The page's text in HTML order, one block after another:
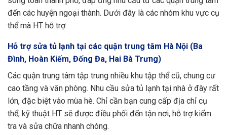
đến các huyện ngoại thành. Dưới đây là các nhóm khu vực cụ
thể mà HT hỗ trợ:
Hỗ trợ sửa tủ lạnh tại các quận trung tâm Hà Nội (Ba
Đình, Hoàn Kiếm, Đống Đa, Hai Bà Trưng)
Các quận trung tâm tập trung nhiều khu tập thể cũ, chung cư
cao tầng và văn phòng. Nhu cầu sửa tủ lạnh tại nhà ở đây rất
lớn, đặc biệt vào mùa hè. Chỉ cần bạn cung cấp địa chỉ cụ
thể, kỹ thuật HT sẽ được điều phối đến tận nơi, hỗ trợ kiểm
tra và sửa chữa nhanh chóng.